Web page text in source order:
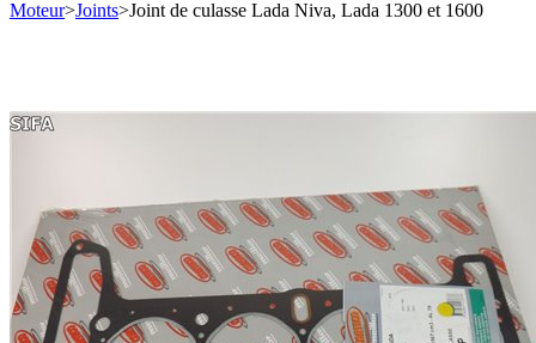
Moteur>Joints>Joint de culasse Lada Niva, Lada 1300 et 1600